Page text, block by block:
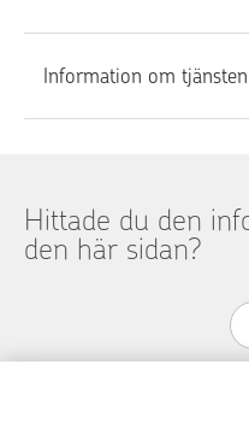
Information om
Hittade du den
den här sidan?